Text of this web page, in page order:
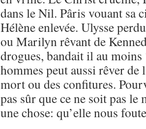
dans le Nil. Pâris vouant sa
Hélène enlevée. Ulysse
ou Marilyn rêvant de
drogues, bandait il au moins
hommes peut aussi rêver de
mort ou des confitures.
pas sûr que ce ne soit pas
une chose: qu’elle nous